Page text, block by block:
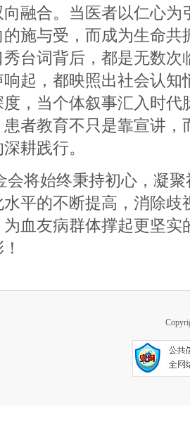
融合。当医者以仁心为
施与受，而成为生命共
台词背后，都是无数次
起，都映照出社会认知
，当个体叙事汇入时代
者教育不只是靠宣讲，
耕践行。
会将始终秉持初心，凝
平的不断提高，消除歧
血友病群体撑起更坚实